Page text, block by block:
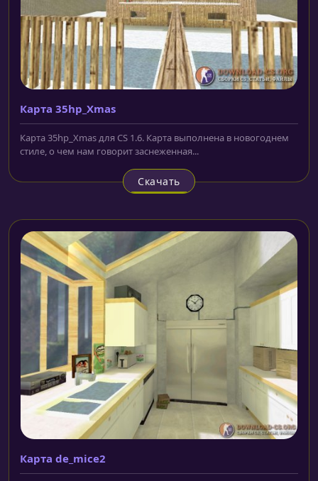
Карта 35hp_Xmas
Карта 35hp_Xmas для CS 1.6. Карта выполнена в новогоднем
стиле, о чем нам говорит заснеженная...
Скачать
Карта de_mice2